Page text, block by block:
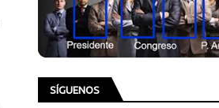
SÍGUENOS